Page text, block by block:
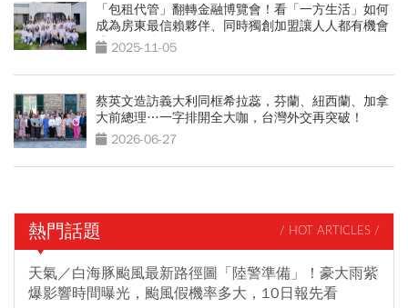
「包租代管」翻轉金融博覽會！看「一方生活」如何
成為房東最信賴夥伴、同時獨創加盟讓人人都有機會
成為包租公
2025-11-05
蔡英文造訪義大利同框希拉蕊，芬蘭、紐西蘭、加拿
大前總理…一字排開全大咖，台灣外交再突破！
2026-06-27
熱門話題 / HOT ARTICLES /
天氣／白海豚颱風最新路徑圖「陸警準備」！豪大雨紫
爆影響時間曝光，颱風假機率多大，10日報先看